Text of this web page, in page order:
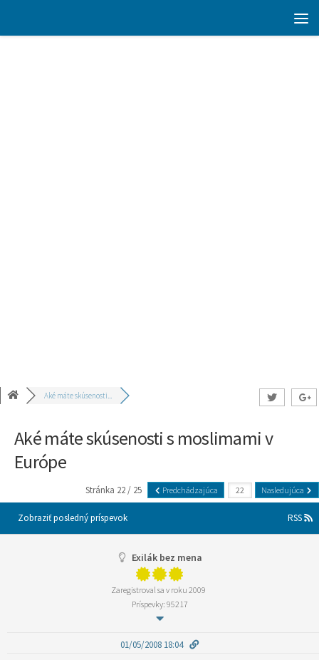
Aké máte skúsenosti...
Aké máte skúsenosti s moslimami v
Európe
Stránka 22 / 25 Predchádzajúca Nasledujúca
Zobraziť posledný príspevok RSS
Exilák bez mena
Zaregistroval sa v roku 2009
Príspevky: 95217
01/05/2008 18:04